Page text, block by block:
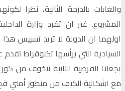
والغابات بالدرجة الثانية، نظرا
المشروع. غير ان تفرد وزارة
اولهما ان الدولة لا تريد تسييس
السيادية التي يرأسها تكنوقراط تقدم
تجعلنا الفرضية الثانية نتخوف من
مع اشكالية الكيف من منظور أمني